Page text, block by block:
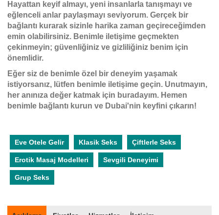
Hayattan keyif almayı, yeni insanlarla tanışmayı ve
eğlenceli anlar paylaşmayı seviyorum. Gerçek bir
bağlantı kurarak sizinle harika zaman geçireceğimden
emin olabilirsiniz. Benimle iletişime geçmekten
çekinmeyin; güvenliğiniz ve gizliliğiniz benim için
önemlidir.
Eğer siz de benimle özel bir deneyim yaşamak
istiyorsanız, lütfen benimle iletişime geçin. Unutmayın,
her anınıza değer katmak için buradayım. Hemen
benimle bağlantı kurun ve Dubai'nin keyfini çıkarın!
Eve Otele Gelir Klasik Seks Çiftlerle Seks
Erotik Masaj Modelleri Sevgili Deneyimi
Grup Seks